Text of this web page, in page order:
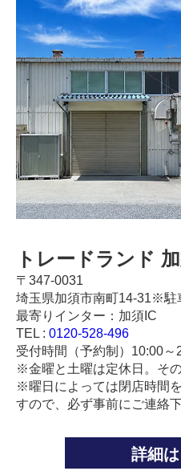
トレードランド
〒347-0031
埼玉県加須市南町14-31※駐
最寄りインター：加須IC
TEL : 0120-528-496
受付時間（予約制）10:00～
※金曜と土曜は定休日。そ
※曜日によっては閉店時間
すので、必ず事前にご連絡下
詳細